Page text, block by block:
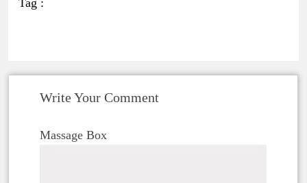
Tag :
Write Your Comment
Massage Box